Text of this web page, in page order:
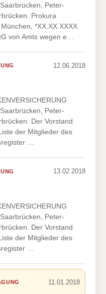
Peter-
Prokura
*XX.XX.XXXX.
von Amts wegen e…
12.06.2018
Peter-
Der Vorstand
der Mitglieder des
…
13.02.2018
Peter-
Der Vorstand
der Mitglieder des
…
11.01.2018